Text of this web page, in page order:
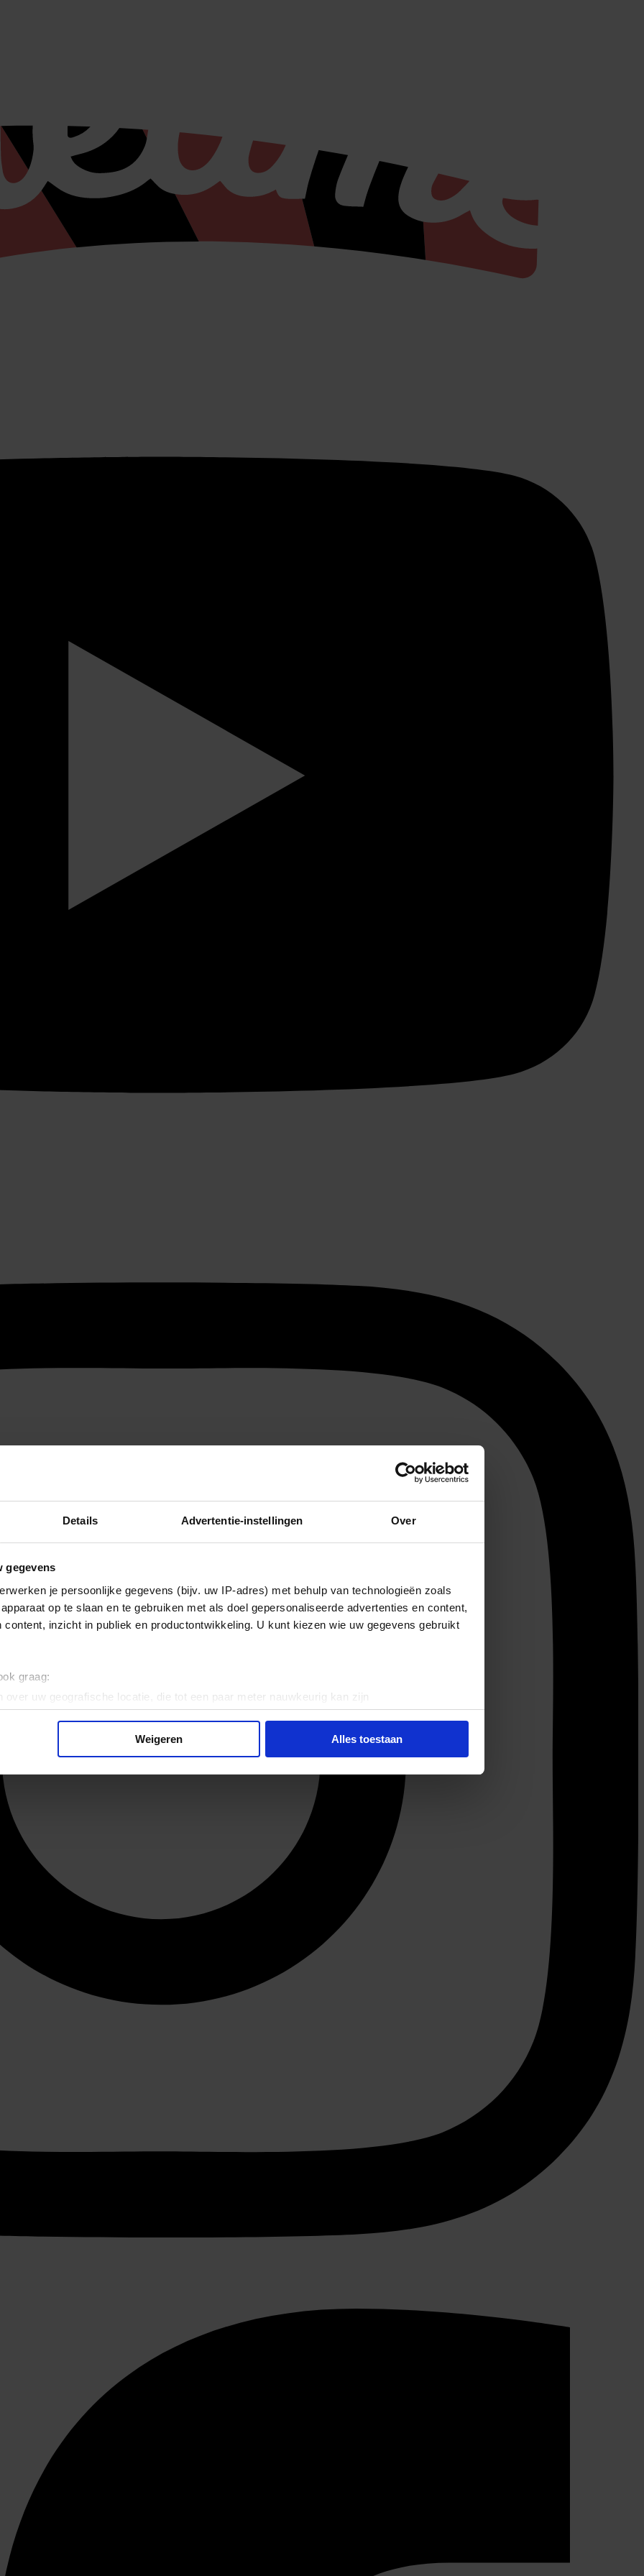
Details Advertentie-instellingen Over
gegevens
je persoonlijke gegevens (bijv. uw IP-adres) met behulp van technologieën zoals
op te slaan en te gebruiken met als doel gepersonaliseerde advertenties en content,
content, inzicht in publiek en productontwikkeling. U kunt kiezen wie uw gegevens gebruikt
graag:
over uw geografische locatie, die tot een paar meter nauwkeurig kan zijn
door het actief te scannen op specifieke eigenschappen (fingerprinting)
gegevens worden verwerkt en stel uw voorkeuren in het
detailgedeelte
en advertenties te personaliseren, om functies voor social media te bieden en om ons
Ook delen we informatie over uw gebruik van onze site met onze partners voor social
Deze partners kunnen deze gegevens combineren met andere informatie die u aan ze heeft
op basis van uw gebruik van hun services.
Weigeren Alles toestaan